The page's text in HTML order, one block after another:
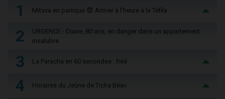
1 Mitsva en panique 😨 Arriver à l'heure à la Téfila
2
URGENCE - Diane, 80 ans, en danger dans un appartement
insalubre
3 La Paracha en 60 secondes : Réé
4 Horaires du Jeûne de Ticha Béav